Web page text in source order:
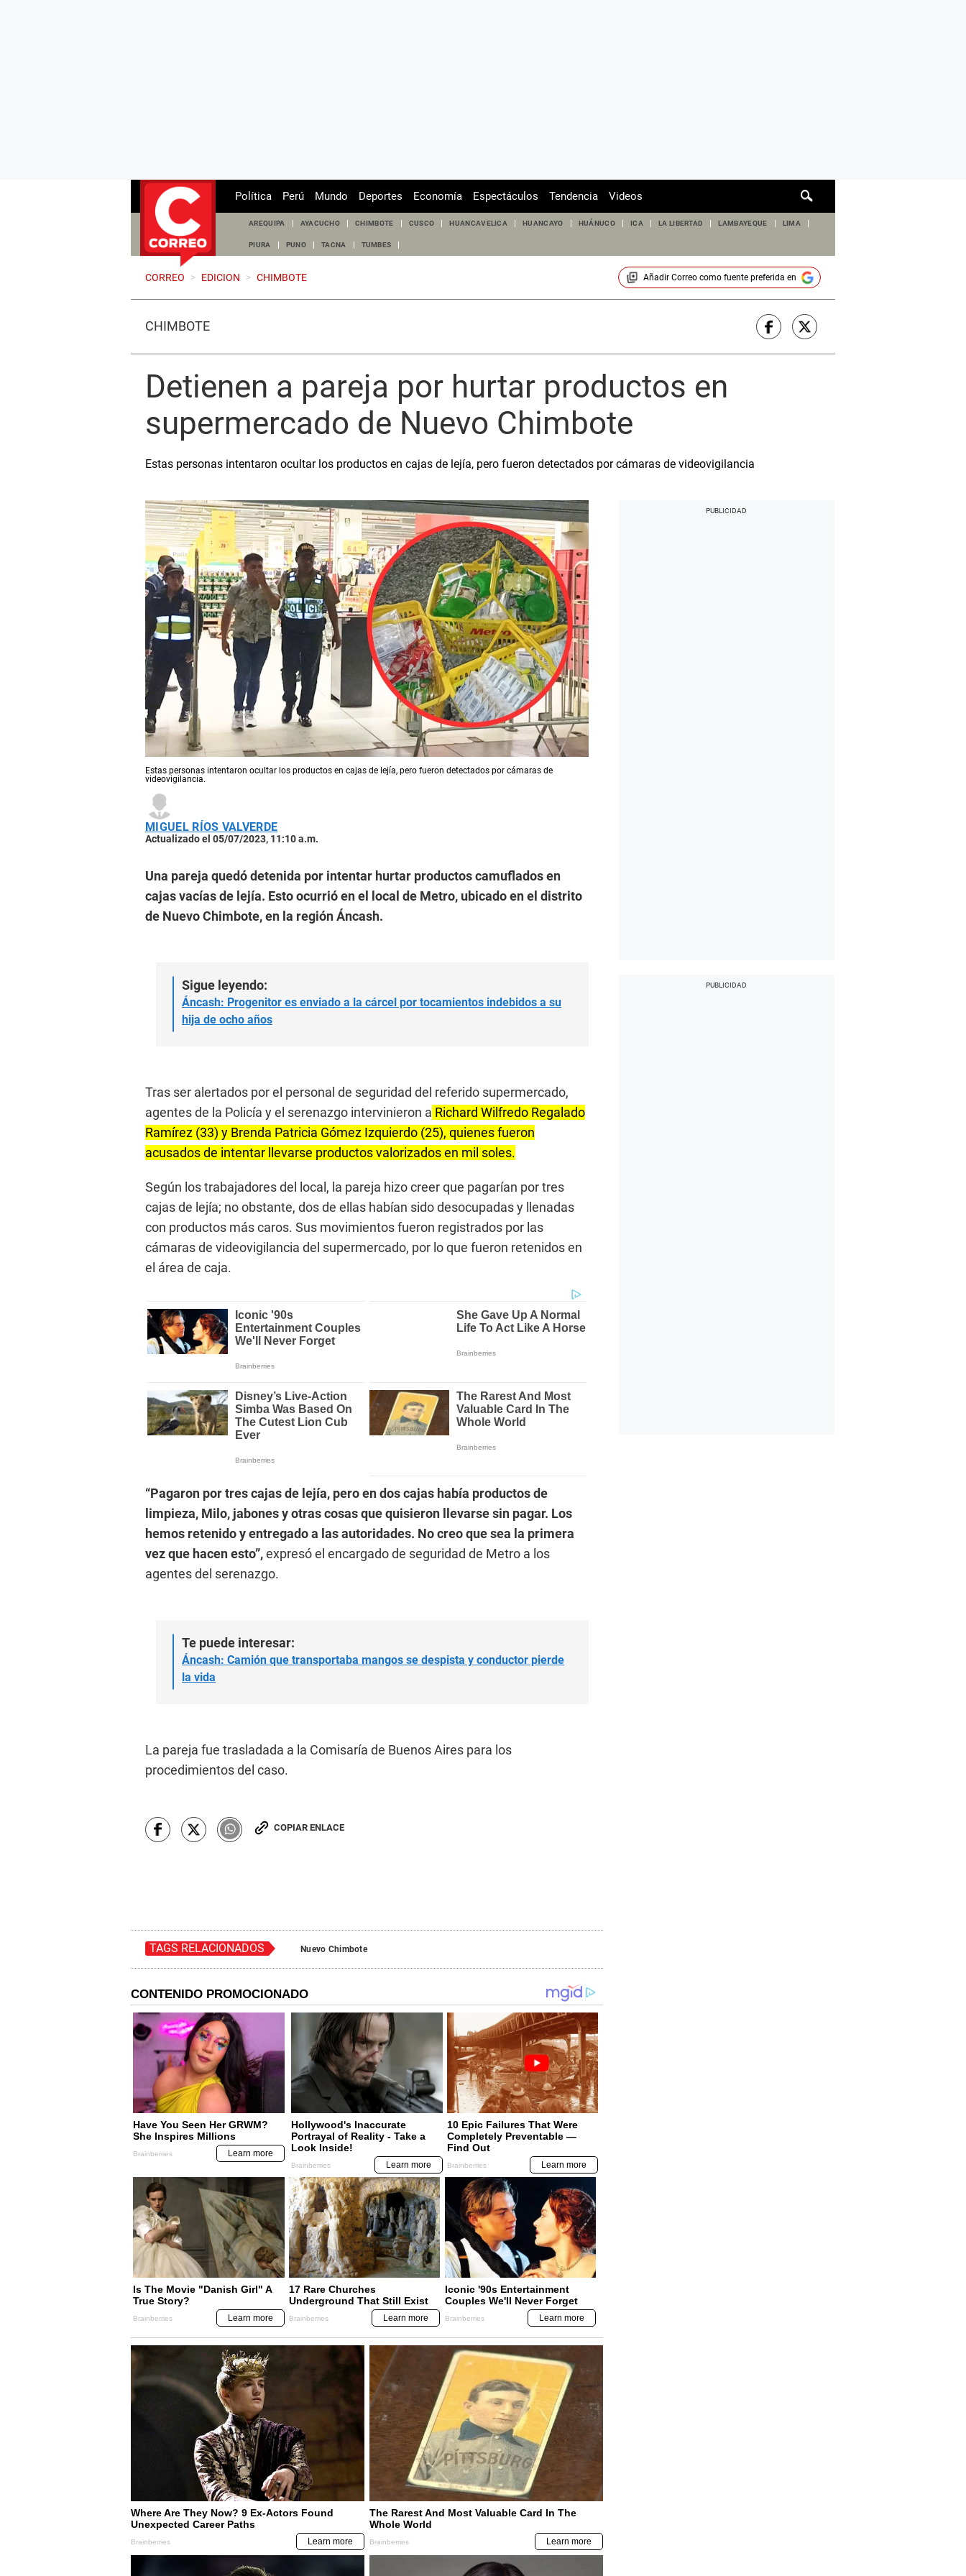
de
Política Perú Mundo Deportes Economía Espectáculos Tendencia Videos
AREQUIPA AYACUCHO CHIMBOTE CUSCO HUANCAVELICA HUANCAYO HUÁNUCO ICA LA LIBERTAD LAMBAYEQUE LIMA
PIURA PUNO TACNA TUMBES
CORREO > EDICION > CHIMBOTE Añadir Correocomo fuente preferida en
CHIMBOTE
Detienen a pareja por hurtar productos en
supermercado de Nuevo Chimbote
Estas personas intentaron ocultar los productos en cajas de lejía, pero fueron detectados por cámaras de videovigilancia
Estas personas intentaron ocultar los productos en cajas de lejía, pero fueron detectados por cámaras de
videovigilancia.
MIGUEL RÍOS VALVERDE
Actualizado el 05/07/2023, 11:10 a.m.
Una pareja quedó detenida por intentar hurtar productos camuflados en
cajas vacías de lejía. Esto ocurrió en el local de Metro, ubicado en el distrito
de Nuevo Chimbote, en la región Áncash.
Sigue leyendo:
Áncash: Progenitor es enviado a la cárcel por tocamientos indebidos a su
hija de ocho años
Tras ser alertados por el personal de seguridad del referido supermercado,
agentes de la Policía y el serenazgo intervinieron a Richard Wilfredo Regalado
Ramírez (33) y Brenda Patricia Gómez Izquierdo (25), quienes fueron
acusados de intentar llevarse productos valorizados en mil soles.
Según los trabajadores del local, la pareja hizo creer que pagarían por tres
cajas de lejía; no obstante, dos de ellas habían sido desocupadas y llenadas
con productos más caros. Sus movimientos fueron registrados por las
cámaras de videovigilancia del supermercado, por lo que fueron retenidos en
el área de caja.
“Pagaron por tres cajas de lejía, pero en dos cajas había productos de
limpieza, Milo, jabones y otras cosas que quisieron llevarse sin pagar. Los
hemos retenido y entregado a las autoridades. No creo que sea la primera
vez que hacen esto”,expresó el encargado de seguridad de Metro a los
agentes del serenazgo.
Te puede interesar:
Áncash: Camión que transportaba mangos se despista y conductor pierde
la vida
La pareja fue trasladada a la Comisaría de Buenos Aires para los
procedimientos del caso.
COPIAR ENLACE
TAGS RELACIONADOS Nuevo Chimbote